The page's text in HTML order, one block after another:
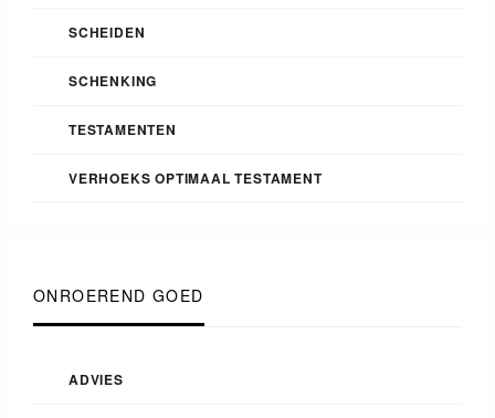
SCHEIDEN
SCHENKING
TESTAMENTEN
VERHOEKS OPTIMAAL TESTAMENT
ONROEREND GOED
ADVIES